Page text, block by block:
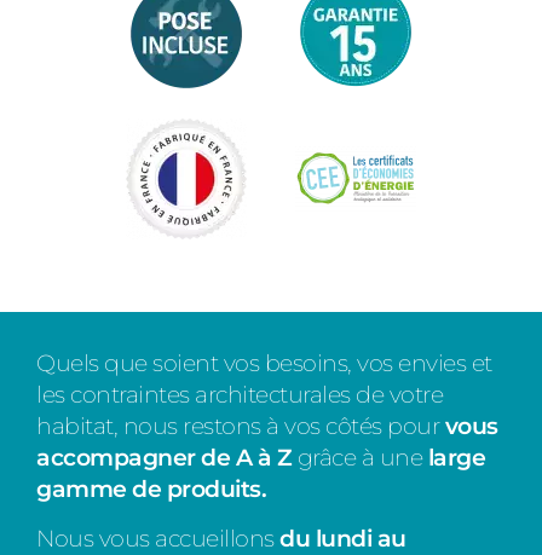
Quels que soient vos besoins, vos envies et
les contraintes architecturales de votre
habitat, nous restons à vos côtés pourvous
accompagner de A à Z grâce à une large
gamme de produits.
Nous vous accueillonsdu lundi au